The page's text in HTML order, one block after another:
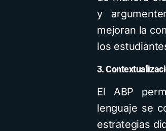
y
mejoran la
los
3.
El ABP
lenguaje se
estrategias